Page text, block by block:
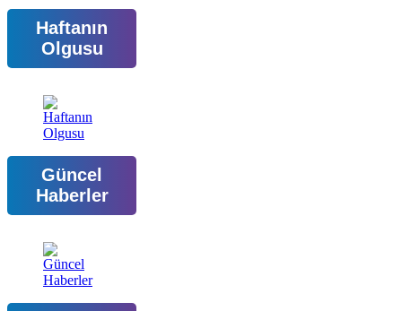
Haftanın
Olgusu
Güncel
Haberler